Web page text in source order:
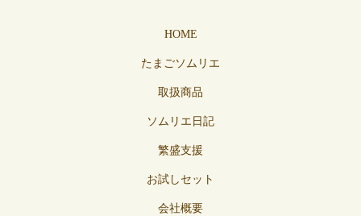
HOME
たまごソムリエ
取扱商品
ソムリエ日記
繁盛支援
お試しセット
会社概要